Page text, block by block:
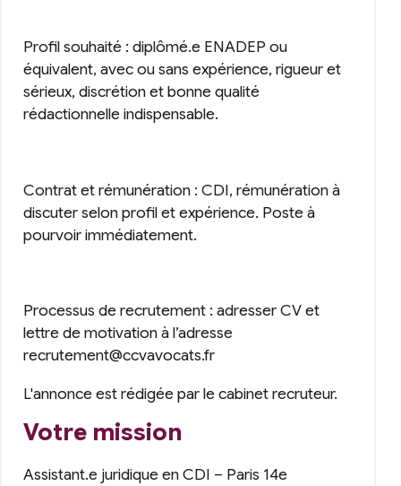
Profil souhaité : diplômé.e ENADEP ou
équivalent, avec ou sans expérience, rigueur et
sérieux, discrétion et bonne qualité
rédactionnelle indispensable.
Contrat et rémunération : CDI, rémunération à
discuter selon profil et expérience. Poste à
pourvoir immédiatement.
Processus de recrutement : adresser CV et
lettre de motivation à l’adresse
recrutement@ccvavocats.fr
L'annonce est rédigée par le cabinet recruteur.
Votre mission
Assistant.e juridique en CDI – Paris 14e